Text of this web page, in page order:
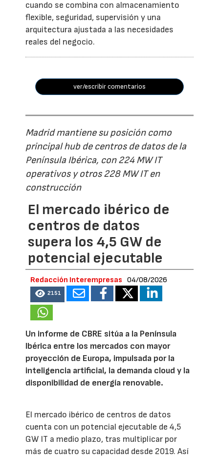
cuando se combina con almacenamiento
flexible, seguridad, supervisión y una
arquitectura ajustada a las necesidades
reales del negocio.
ver/escribir comentarios
Madrid mantiene su posición como
principal hub de centros de datos de la
Península Ibérica, con 224 MW IT
operativos y otros 228 MW IT en
construcción
El mercado ibérico de
centros de datos
supera los 4,5 GW de
potencial ejecutable
Redacción Interempresas 04/08/2026
2151
Un informe de CBRE sitúa a la Península
Ibérica entre los mercados con mayor
proyección de Europa, impulsada por la
inteligencia artificial, la demanda cloud y la
disponibilidad de energía renovable.
El mercado ibérico de centros de datos
cuenta con un potencial ejecutable de 4,5
GW IT a medio plazo, tras multiplicar por
más de cuatro su capacidad desde 2019. Así